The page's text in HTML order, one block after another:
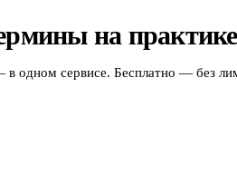
на практике
в одном сервисе. Бесплатно — без